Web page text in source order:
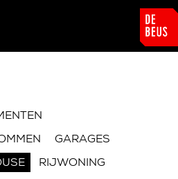
GARAGES
RIJWONING